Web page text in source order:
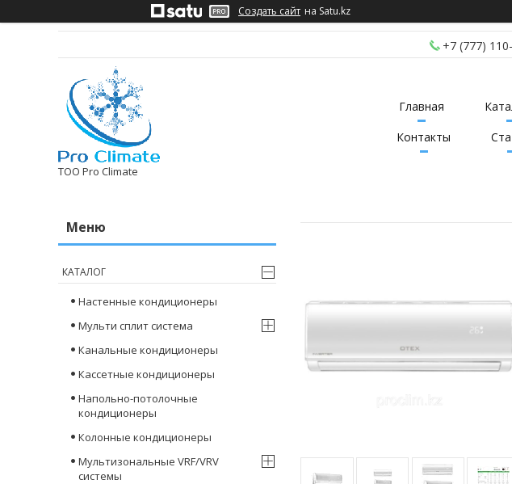
Создать сайт на Satu.kz
+7 (777)
ТОО Pro Climate
Главная
Контакты
КАТАЛОГ
Настенные кондиционеры
Мульти сплит система
Канальные кондиционеры
Кассетные кондиционеры
Напольно-потолочные
кондиционеры
Колонные кондиционеры
Мультизональные VRF/VRV
системы